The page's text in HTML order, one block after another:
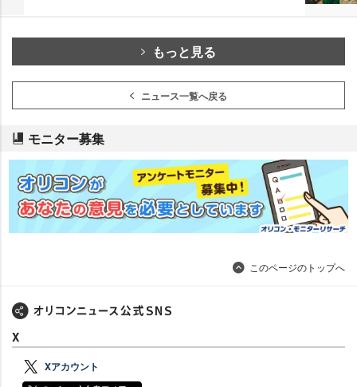
もっと見る
ニュース一覧へ戻る
モニター募集
このページのトップへ
X
Xアカウント